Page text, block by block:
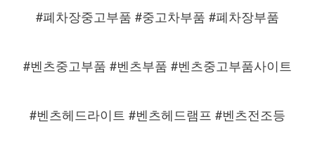
#폐차장중고부품 #중고차부품 #폐차장부품
#벤츠중고부품 #벤츠부품 #벤츠중고부품사이트
#벤츠헤드라이트 #벤츠헤드램프 #벤츠전조등